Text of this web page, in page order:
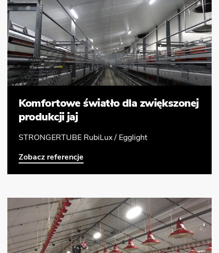
Komfortowe światło dla zwiększonej
produkcji jaj
STRONGERTUBE RubiLux / Egglight
Zobacz referencje